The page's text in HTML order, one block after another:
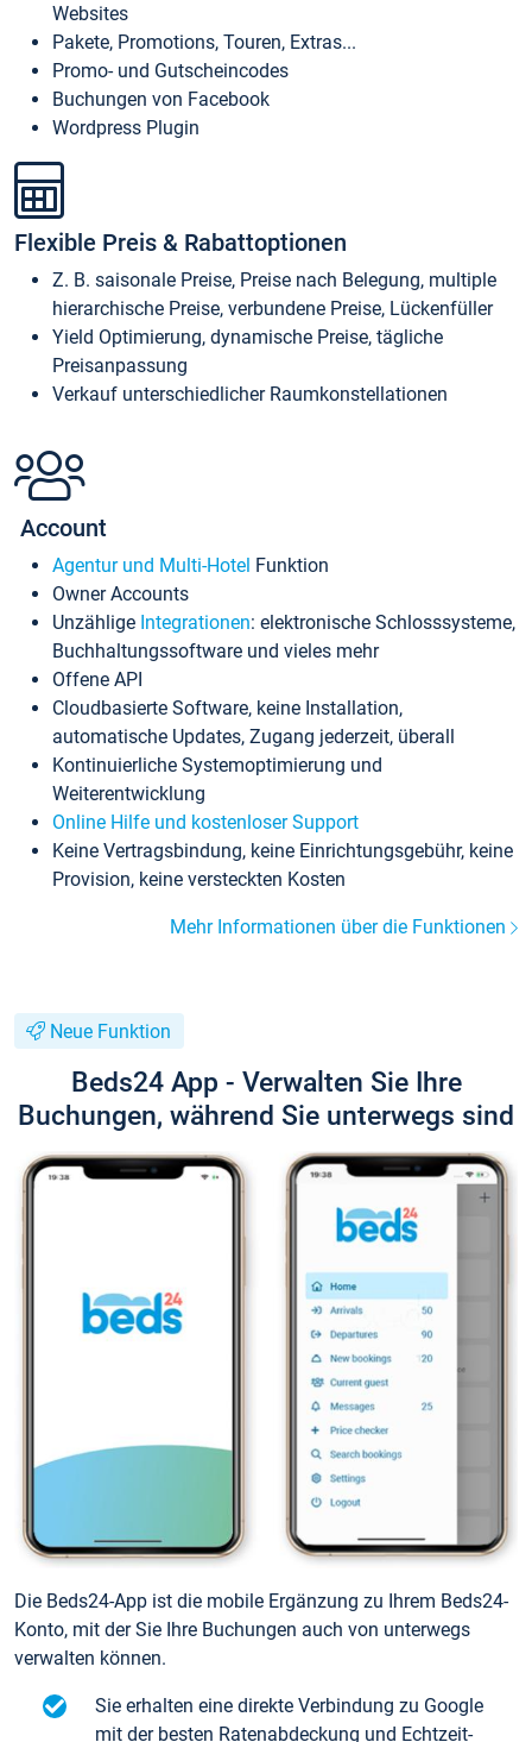
Websites
Pakete, Promotions, Touren, Extras...
Promo- und Gutscheincodes
Buchungen von Facebook
Wordpress Plugin
Flexible Preis & Rabattoptionen
Z. B. saisonale Preise, Preise nach Belegung, multiple
hierarchische Preise, verbundene Preise, Lückenfüller
Yield Optimierung, dynamische Preise, tägliche
Preisanpassung
Verkauf unterschiedlicher Raumkonstellationen
Account
Agentur und Multi-Hotel Funktion
Owner Accounts
Unzählige Integrationen: elektronische Schlosssysteme,
Buchhaltungssoftware und vieles mehr
Offene API
Cloudbasierte Software, keine Installation,
automatische Updates, Zugang jederzeit, überall
Kontinuierliche Systemoptimierung und
Weiterentwicklung
Online Hilfe und kostenloser Support
Keine Vertragsbindung, keine Einrichtungsgebühr, keine
Provision, keine versteckten Kosten
Mehr Informationen über die Funktionen
Neue Funktion
Beds24 App - Verwalten Sie Ihre
Buchungen, während Sie unterwegs sind
Die Beds24-App ist die mobile Ergänzung zu Ihrem Beds24-
Konto, mit der Sie Ihre Buchungen auch von unterwegs
verwalten können.
Sie erhalten eine direkte Verbindung zu Google
mit der besten Ratenabdeckung und Echtzeit-